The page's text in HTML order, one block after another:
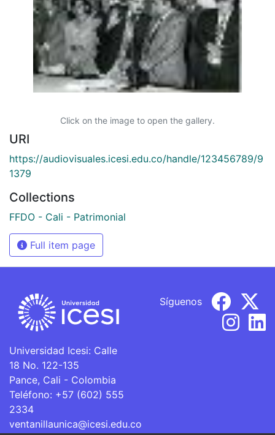
Click on the image to open the gallery.
URI
https://audiovisuales.icesi.edu.co/handle/123456789/9
1379
Collections
FFDO - Cali - Patrimonial
Full item page
Universidad Icesi: Calle
18 No. 122-135
Pance, Cali - Colombia
Teléfono: +57 (602) 555
2334
ventanillaunica@icesi.edu.co
Síguenos